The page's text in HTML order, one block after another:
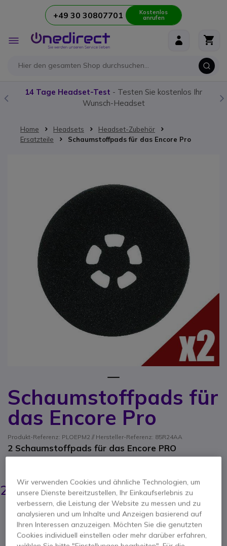
Zum Inhalt springen+49 30 30807701 Kostenlos
anrufen
Navigation
umschalten
14 Tage Headset-Test - Testen Sie kostenlos Ihr
Wunsch-Headset
Home Headsets
Headset-Zubehör
Ersatzteile
Schaumstoffpads für das Encore Pro
Schaumstoffpads für
das Encore Pro
Produkt-Referenz: PLOEPM2 // Hersteller-Referenz: 85R24AA
2 Schaumstoffpads für das Encore PRO
6,55 €
2,95 €- 3,51 € Inkl. MwSt.
Anzahl
IN DEN WARENKORB
Zum Anfang der Bildgalerie springen
Wir verwenden Cookies und ähnliche Technologien, um
unsere Dienste bereitzustellen, Ihr Einkaufserlebnis zu
verbessern, die Leistung der Website zu messen und zu
analysieren und um Inhalte und Anzeigen basierend auf
Ihren Interessen anzuzeigen. Möchten Sie die genutzten
Cookies individuell einstellen oder mehr darüber erfahren,